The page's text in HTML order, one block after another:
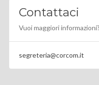
Contattaci
Vuoi maggiori informazioni?
segreteria@corcom.it